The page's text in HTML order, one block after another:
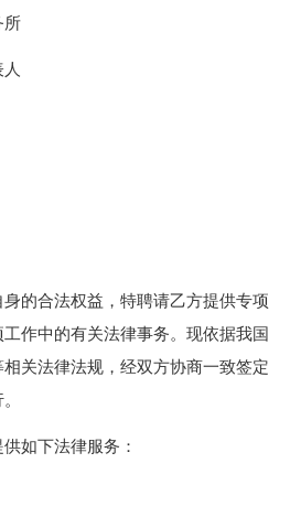
合法权益，特聘请乙方提供专项
作中的有关法律事务。现依据我国
相关法律法规，经双方协商一致签定
如下法律服务：